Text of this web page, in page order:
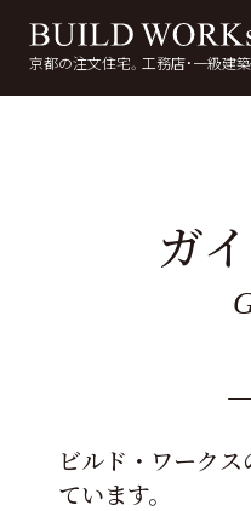
京都の注文住宅。工務店・一級建
ガ
ビルド・ワーク
ています。